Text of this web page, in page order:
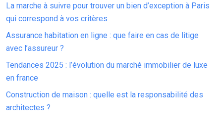
La marche à suivre pour trouver un bien d’exception à Paris
qui correspond à vos critères
Assurance habitation en ligne : que faire en cas de litige
avec l’assureur ?
Tendances 2025 : l’évolution du marché immobilier de luxe
en france
Construction de maison : quelle est la responsabilité des
architectes ?